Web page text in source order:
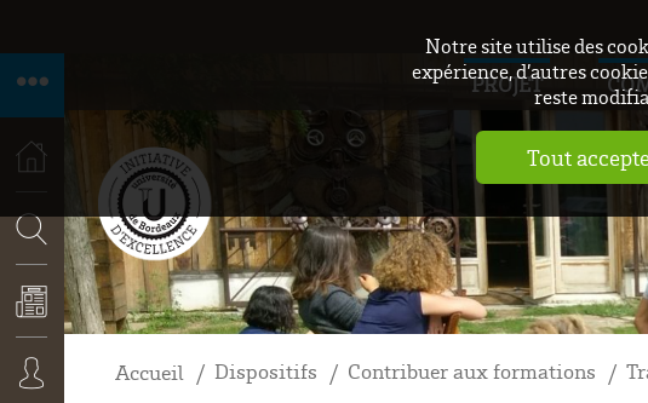
Notre site utilise des
expérience, d’autres
reste
Tout
ACCUEIL
RECHERCHE
ACTUALITÉS
PROJET
Accueil Dispositifs Contribuer aux formations